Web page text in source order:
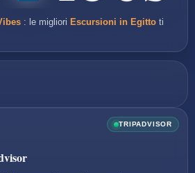
: le migliori Escursioni in Egitto ti
TRIPADVISOR